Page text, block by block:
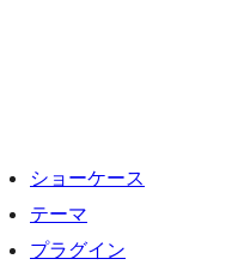
ショーケース
テーマ
プラグイン